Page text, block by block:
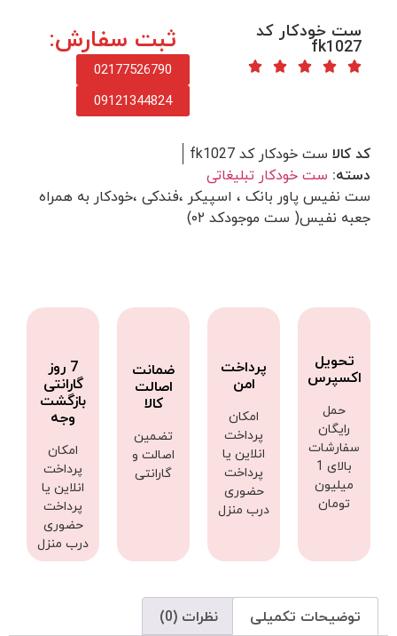
ست خودکار کد
fk1027 ثبت سفارش:
02177526790
09121344824
کد کالا ست خودکار کد fk1027
دسته: ست خودکار تبلیغاتی
ست نفیس پاور بانک ، اسپیکر ،فندکی ،خودکار به همراه
جعبه نفیس( ست موجودکد ۰۲)
تحویل
اکسپرس
حمل
رایگان
سفارشات
بالای 1
میلیون
تومان
پرداخت
امن
امکان
پرداخت
انلاین یا
پرداخت
حضوری
درب منزل
ضمانت
اصالت
کالا
تضمین
اصالت و
گارانتی
7 روز
گارانتی
بازگشت
وجه
امکان
پرداخت
انلاین یا
پرداخت
حضوری
درب منزل
توضیحات تکمیلی نظرات (0)